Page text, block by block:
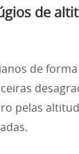
de
de
pelas